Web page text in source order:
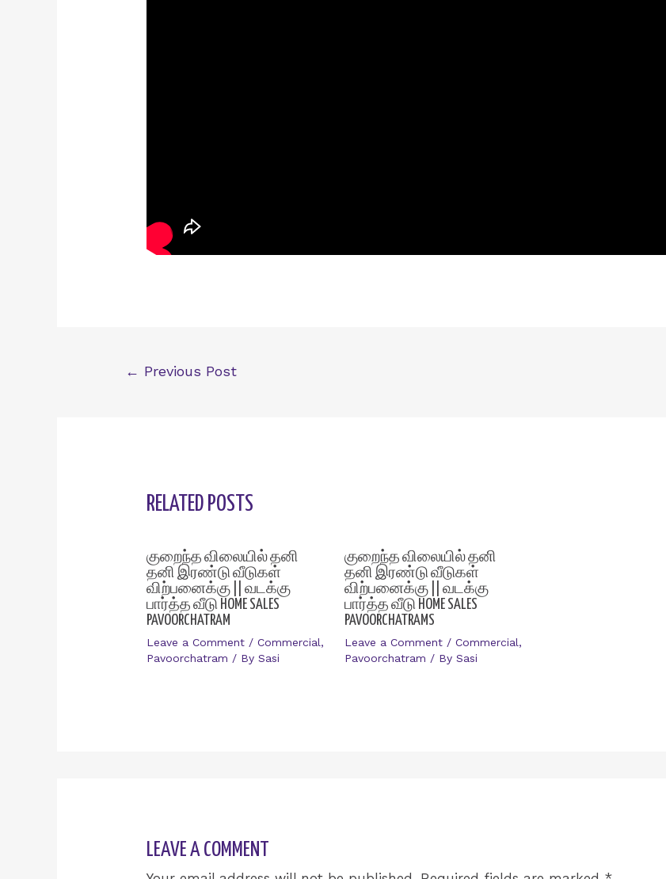
← Previous Post
RELATED POSTS
குறைந்த விலையில் தனி
தனி இரண்டு வீடுகள்
விற்பனைக்கு || வடக்கு
பார்த்த வீடு HOME SALES
PAVOORCHATRAM
Leave a Comment /Commercial,
Pavoorchatram / BySasi
குறைந்த விலையில் தனி
தனி இரண்டு வீடுகள்
விற்பனைக்கு || வடக்கு
பார்த்த வீடு HOME SALES
PAVOORCHATRAMS
Leave a Comment / Commercial,
Pavoorchatram / By Sasi
LEAVE A COMMENT